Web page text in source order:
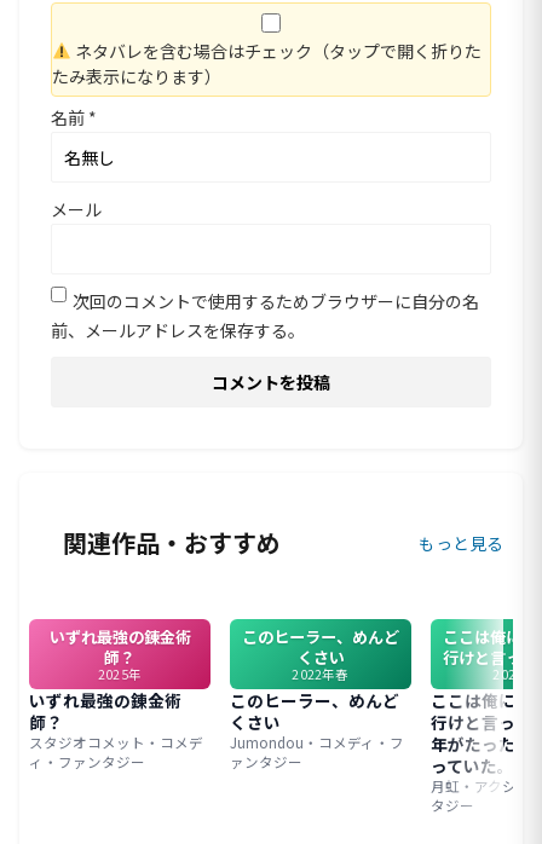
ネタバレを含む場合はチェック（タップで開く折りた
たみ表示になります）
名前 *
メール
次回のコメントで使用するためブラウザーに自分の名
前、メールアドレスを保存する。
関連作品・おすすめ もっと見る
いずれ最強の錬金術
師？
2025年
いずれ最強の錬金術
師？
スタジオコメット・コメデ
ィ・ファンタジー
このヒーラー、めんど
くさい
2022年春
このヒーラー、めんど
くさい
Jumondou・コメディ・フ
ァンタジー
ここは俺に
行けと言っ
年がたった
ってい
2026年
ここは俺に任
行けと言って
年がたったら
っていた。
月虹・アクショ
タジー